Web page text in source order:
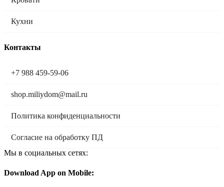
Кухни
Контакты
+7 988 459-59-06
shop.miliydom@mail.ru
Политика конфиденциальности
Согласие на обработку ПД
Мы в социальных сетях:
Download App on Mobile: